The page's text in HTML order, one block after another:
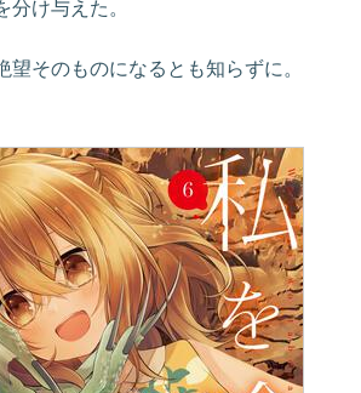
分け与えた。
望そのものになるとも知らずに。